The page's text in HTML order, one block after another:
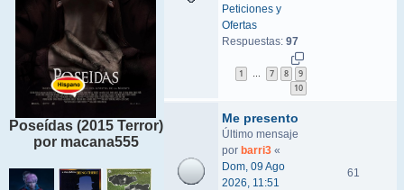
Poseídas (2015 Terror)
por macana555
Peticiones y
Ofertas
Respuestas: 97
1 7 8
9
10
Me presento
Último mensaje
por barri3 «
Dom, 09 Ago
2026, 11:51
61